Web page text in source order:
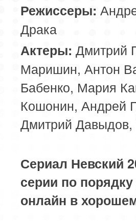
Режиссеры:
Драка
Актеры: Дмитрий
Маришин, Антон
Бабенко, Мария
Кошонин, Андрей
Дмитрий Давыдов,
Сериал Невский
серии по
онлайн в